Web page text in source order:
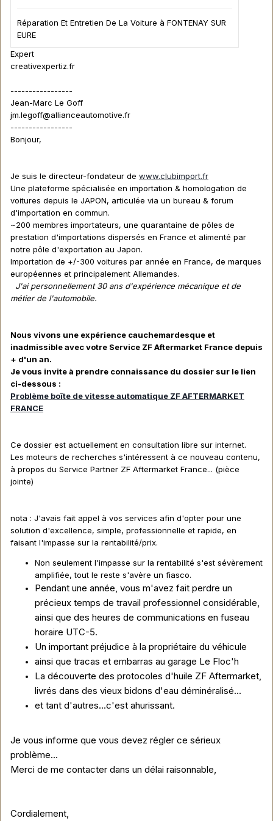
Réparation Et Entretien De La Voiture à FONTENAY SUR
EURE
Expert
creativexpertiz.fr
-----------------
Jean-Marc Le Goff
jm.legoff@allianceautomotive.fr
-----------------
Bonjour,
Je suis le directeur-fondateur de www.clubimport.fr
Une plateforme spécialisée en importation & homologation de
voitures depuis le JAPON, articulée via un bureau & forum
d'importation en commun.
~200 membres importateurs, une quarantaine de pôles de
prestation d'importations dispersés en France et alimenté par
notre pôle d'exportation au Japon.
Importation de +/-300 voitures par année en France, de marques
européennes et principalement Allemandes.
J'ai personnellement 30 ans d'expérience mécanique et de
métier de l'automobile.
Nous vivons une expérience cauchemardesque et
inadmissible avec votre Service ZF Aftermarket France depuis
+ d'un an.
Je vous invite à prendre connaissance du dossier sur le lien
ci-dessous :
Problème boîte de vitesse automatique ZF AFTERMARKET
FRANCE
Ce dossier est actuellement en consultation libre sur internet.
Les moteurs de recherches s'intéressent à ce nouveau contenu,
à propos du Service Partner ZF Aftermarket France... (pièce
jointe)
nota : J'avais fait appel à vos services afin d'opter pour une
solution d'excellence, simple, professionnelle et rapide, en
faisant l'impasse sur la rentabilité/prix.
Non seulement l'impasse sur la rentabilité s'est sévèrement
amplifiée, tout le reste s'avère un fiasco.
Pendant une année, vous m'avez fait perdre un
précieux temps de travail professionnel considérable,
ainsi que des heures de communications en fuseau
horaire UTC-5.
Un important préjudice à la propriétaire du véhicule
ainsi que tracas et embarras au garage Le Floc'h
La découverte des protocoles d'huile ZF Aftermarket,
livrés dans des vieux bidons d'eau déminéralisé...
et tant d'autres...c'est ahurissant.
Je vous informe que vous devez régler ce sérieux
problème...
Merci de me contacter dans un délai raisonnable,
Cordialement,